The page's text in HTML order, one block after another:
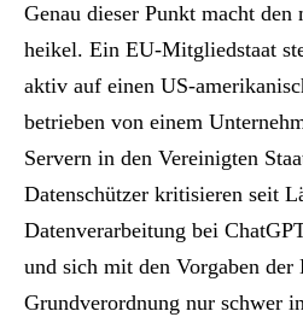
Genau dieser Punkt macht den
heikel. Ein EU-Mitgliedstaat
aktiv auf einen US-
betrieben von einem
Servern in den Vereinigten
Datenschützer kritisieren seit
Datenverarbeitung bei
und sich mit den Vorgaben der
Grundverordnung nur schwer